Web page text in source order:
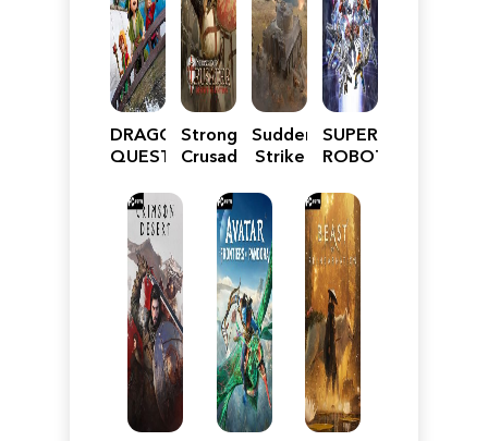
DRAGON
QUEST
Reimagined
Stronghold
Crusader:
Edition
Sudden
Strike
SUPER
ROBOT
Y